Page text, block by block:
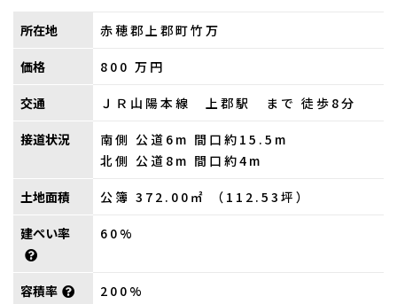
所在地 赤穂郡上郡町竹万
価格 800 万円
交通 ＪＲ山陽本線 上郡駅 まで 徒歩8分
接道状況
南側 公道6m 間口約15.5m
北側 公道8m 間口約4m
土地面積 公簿 372.00㎡ （112.53坪）
建ぺい率 60%
容積率 200%